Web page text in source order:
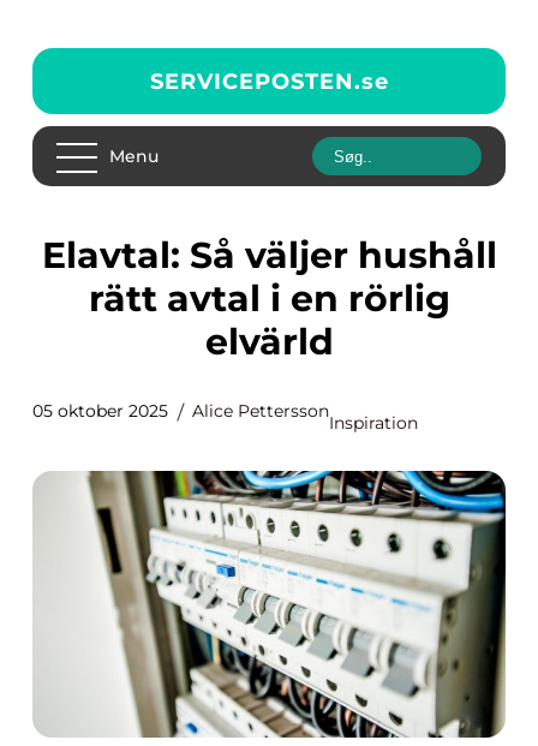
SERVICEPOSTEN.se
Menu
Elavtal: Så väljer hushåll
rätt avtal i en rörlig
elvärld
05 oktober 2025 Alice Pettersson
Inspiration